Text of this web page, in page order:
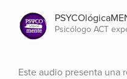
Psicólogo ACT
Este audio presenta una